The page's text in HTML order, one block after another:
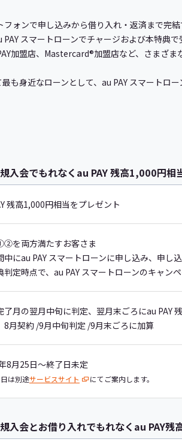
フォンで申し込みから借り入れ・返済まで完
スマートローンでチャージおよび本特典
加盟店、Mastercard®加盟店など、さまざ
も身近なローンとして、au PAY スマートロ
入会でもれなくau PAY 残高1,000円相
残高1,000円相当をプレゼント
を両方満たすお客さま
にau PAY スマートローンに申し込み、申し
定時点で、au PAY スマートローンのキャン
了月の翌月中旬に判定、翌月末ごろにau PAY
8月契約 /9月中旬判定 /9月末ごろに加算
8月25日～終了日未定
は別途サービスサイト にてご案内します。
入会とお借り入れでもれなくau PAY残